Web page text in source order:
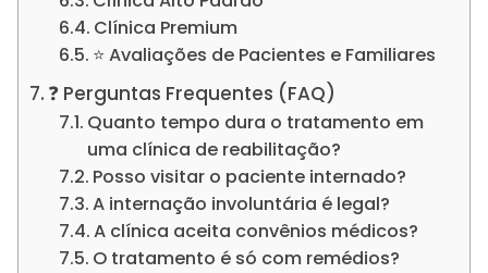
Clínica Premium
⭐ Avaliações de Pacientes e Familiares
❓ Perguntas Frequentes (FAQ)
Quanto tempo dura o tratamento em
uma clínica de reabilitação?
Posso visitar o paciente internado?
A internação involuntária é legal?
A clínica aceita convênios médicos?
O tratamento é só com remédios?